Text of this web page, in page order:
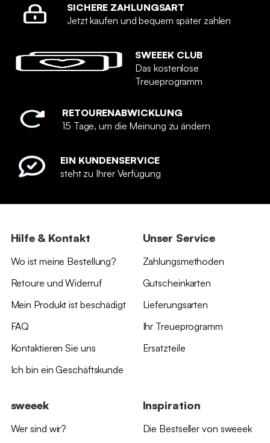
SICHERE ZAHLUNGSART
Jetzt kaufen und bequem später zahlen
SWEEEK CLUB
Das kostenlose
Treueprogramm
RETOURENABWICKLUNG
15 Tage, um die Meinung zu ändern
EIN KUNDENSERVICE
steht zu Ihrer Verfügung
Hilfe & Kontakt
Wo ist meine Bestellung?
Retoure und Widerruf
Mein Produkt ist beschädigt
FAQ
Kontaktieren Sie uns
Ich bin ein Geschäftskunde
Unser Service
Zahlungsmethoden
Gutscheinkarten
Lieferungsarten
Ihr Treueprogramm
Ersatzteile
sweeek
Wer sind wir?
Inspiration
Die Bestseller von sweeek